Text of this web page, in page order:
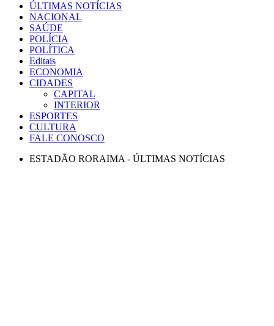
ÚLTIMAS NOTÍCIAS
NACIONAL
SAÚDE
POLÍCIA
POLÍTICA
Editais
ECONOMIA
CIDADES
CAPITAL
INTERIOR
ESPORTES
CULTURA
FALE CONOSCO
ESTADÃO RORAIMA - ÚLTIMAS NOTÍCIAS